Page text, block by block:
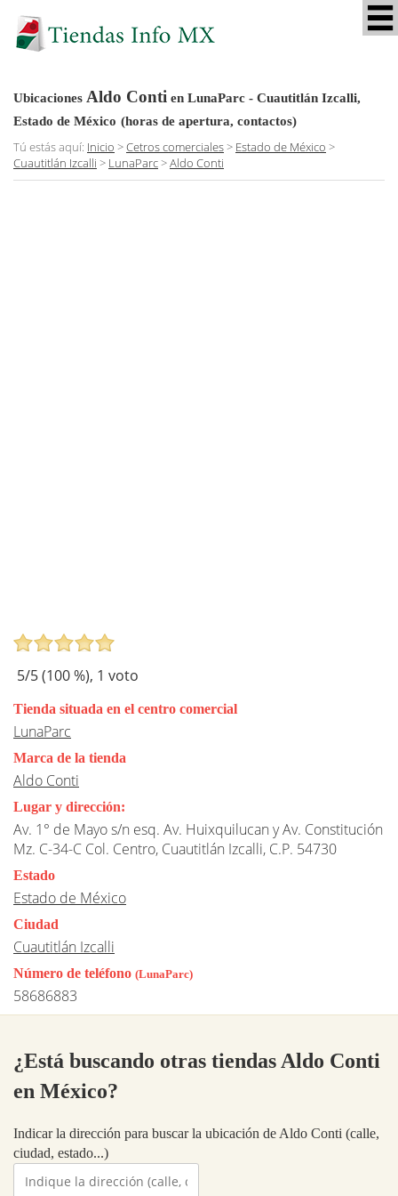
Ubicaciones Aldo Conti en LunaParc - Cuautitlán Izcalli,
Estado de México (horas de apertura, contactos)
Tú estás aquí: Inicio >Cetros comerciales> Estado de México >
Cuautitlán Izcalli > LunaParc>Aldo Conti
5/5 (100%), 1 voto
Tienda situada en el centro comercial
LunaParc
Marca de la tienda
Aldo Conti
Lugar y dirección:
Av. 1° de Mayo s/n esq. Av. Huixquilucan y Av. Constitución
Mz. C-34-C Col. Centro, Cuautitlán Izcalli, C.P. 54730
Estado
Estado de México
Ciudad
Cuautitlán Izcalli
Número de teléfono (LunaParc)
58686883
¿Está buscando otras tiendas Aldo Conti
en México?
Indicar la dirección para buscar la ubicación de Aldo Conti (calle,
ciudad, estado...)